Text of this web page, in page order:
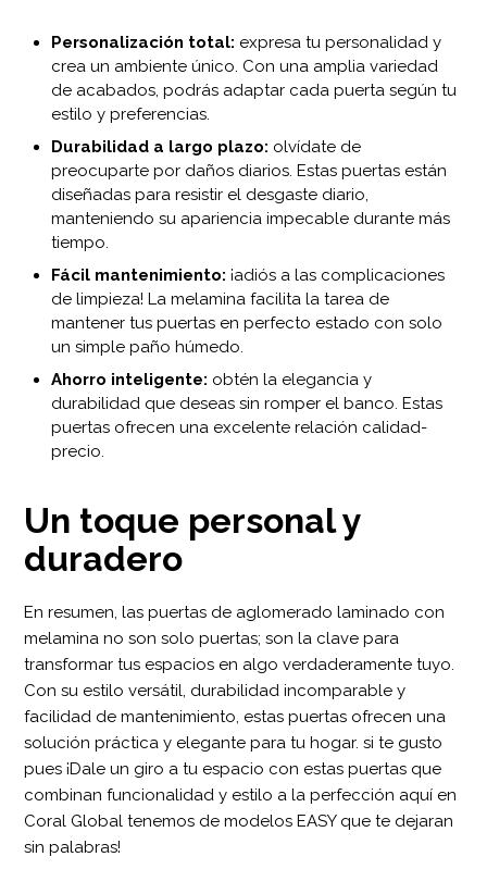
Personalización total: expresa tu personalidad y
crea un ambiente único. Con una amplia variedad
de acabados, podrás adaptar cada puerta según tu
estilo y preferencias.
Durabilidad a largo plazo: olvídate de
preocuparte por daños diarios. Estas puertas están
diseñadas para resistir el desgaste diario,
manteniendo su apariencia impecable durante más
tiempo.
Fácil mantenimiento: ¡adiós a las complicaciones
de limpieza! La melamina facilita la tarea de
mantener tus puertas en perfecto estado con solo
un simple paño húmedo.
Ahorro inteligente: obtén la elegancia y
durabilidad que deseas sin romper el banco. Estas
puertas ofrecen una excelente relación calidad-
precio.
Un toque personal y
duradero
En resumen, las puertas de aglomerado laminado con
melamina no son solo puertas; son la clave para
transformar tus espacios en algo verdaderamente tuyo.
Con su estilo versátil, durabilidad incomparable y
facilidad de mantenimiento, estas puertas ofrecen una
solución práctica y elegante para tu hogar. si te gusto
pues ¡Dale un giro a tu espacio con estas puertas que
combinan funcionalidad y estilo a la perfección aquí en
Coral Global tenemos de modelosEASYque te dejaran
sin palabras!